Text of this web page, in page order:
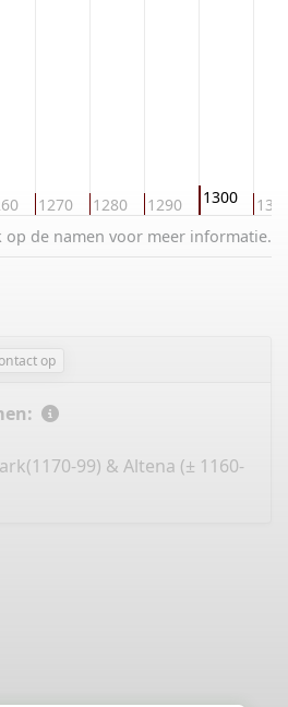
1270 1280 1290 1300
op de namen voor meer informatie.
op
99) & Altena (± 1160-